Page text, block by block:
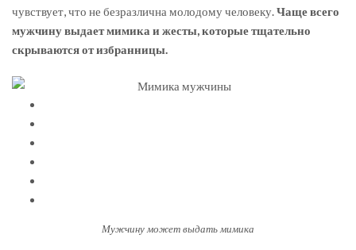
чувствует, что не безразлична молодому человеку. Чаще всего
мужчину выдает мимика и жесты, которые тщательно
скрываются от избранницы.
Мужчину может выдать мимика